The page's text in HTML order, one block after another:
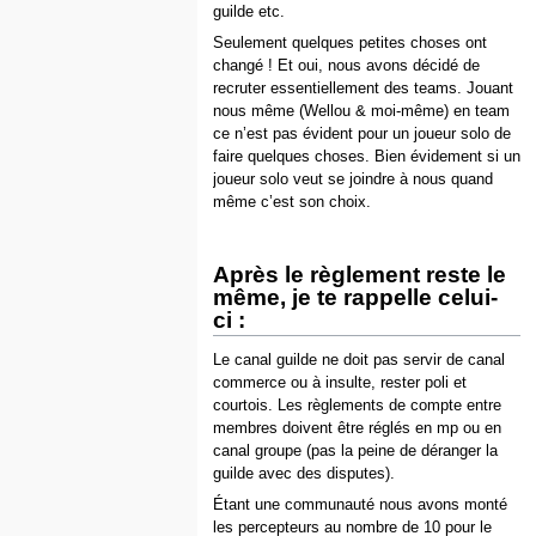
guilde etc.
Seulement quelques petites choses ont
changé ! Et oui, nous avons décidé de
recruter essentiellement des teams. Jouant
nous même (Wellou & moi-même) en team
ce n’est pas évident pour un joueur solo de
faire quelques choses. Bien évidement si un
joueur solo veut se joindre à nous quand
même c’est son choix.
Après le règlement reste le
même, je te rappelle celui-
ci :
Le canal guilde ne doit pas servir de canal
commerce ou à insulte, rester poli et
courtois. Les règlements de compte entre
membres doivent être réglés en mp ou en
canal groupe (pas la peine de déranger la
guilde avec des disputes).
Étant une communauté nous avons monté
les percepteurs au nombre de 10 pour le